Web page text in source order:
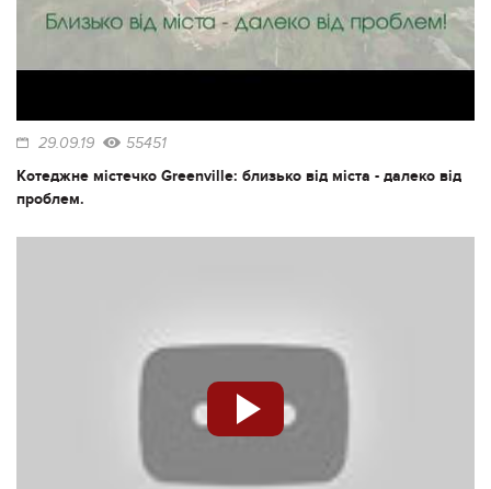
29.09.19 55451
Котеджне містечко Greenville: близько від міста - далеко від
проблем.